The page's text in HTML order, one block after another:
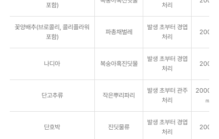
포함) 처리
꽃양배추(브로콜리, 콜리플라워
포함)
파총채벌레
발생 초부터 경엽
처리
2000
나디아 복숭아혹진딧물
발생 초부터 경엽
처리
2000
단고추류 작은뿌리파리
발생 초부터 관주
처리
2000배
㎖/주
단호박 진딧물류
발생 초부터 경엽
처리
2000